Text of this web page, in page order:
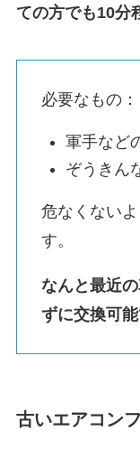
ての方でも10分
必要なもの：
軍手など
ぞうきん
危なくない
す。
なんと最近
ずに交換可能
古いエアコン